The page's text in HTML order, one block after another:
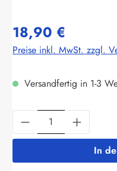
18,90 €
Preise inkl. MwSt. zzgl.
Versandfertig in 1-3
Produkt Anzahl:
In